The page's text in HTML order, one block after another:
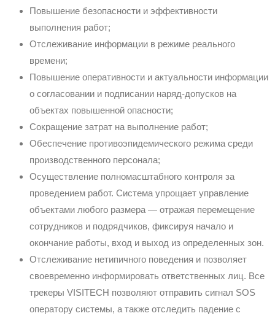
Повышение безопасности и эффективности
выполнения работ;
Отслеживание информации в режиме реального
времени;
Повышение оперативности и актуальности информации
о согласовании и подписании наряд-допусков на
объектах повышенной опасности;
Сокращение затрат на выполнение работ;
Обеспечение противоэпидемического режима среди
производственного персонала;
Осуществление полномасштабного контроля за
проведением работ. Система упрощает управление
объектами любого размера — отражая перемещение
сотрудников и подрядчиков, фиксируя начало и
окончание работы, вход и выход из определенных зон.
Отслеживание нетипичного поведения и позволяет
своевременно информировать ответственных лиц. Все
трекеры VISITECH позволяют отправить сигнал SOS
оператору системы, а также отследить падение с